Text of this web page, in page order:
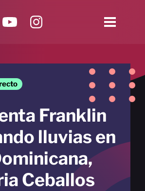
Franklin
lluvias en
Ceballos